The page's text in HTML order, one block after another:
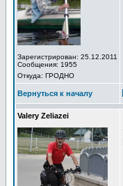
Зарегистрирован: 25.12.2011
Сообщения: 1955
Откуда: ГРОДНО
Вернуться к началу
Valery Zeliazei